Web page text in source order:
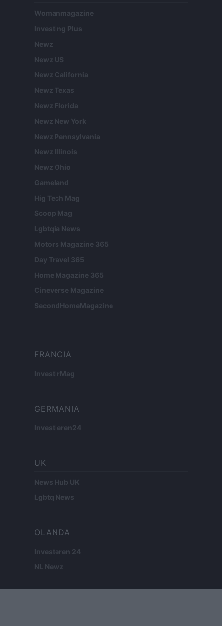
Womanmagazine
Investing Plus
Newz
Newz US
Newz California
Newz Texas
Newz Florida
Newz New York
Newz Pennsylvania
Newz Illinois
Newz Ohio
Gameland
Hig Tech Mag
Scoop Mag
Lgbtqia News
Motors Magazine 365
Day Travel 365
Home Magazine 365
Cineverse Magazine
SecondHomeMagazine
FRANCIA
InvestirMag
GERMANIA
Investieren24
UK
News Hub UK
Lgbtq News
OLANDA
Investeren 24
NL Newz